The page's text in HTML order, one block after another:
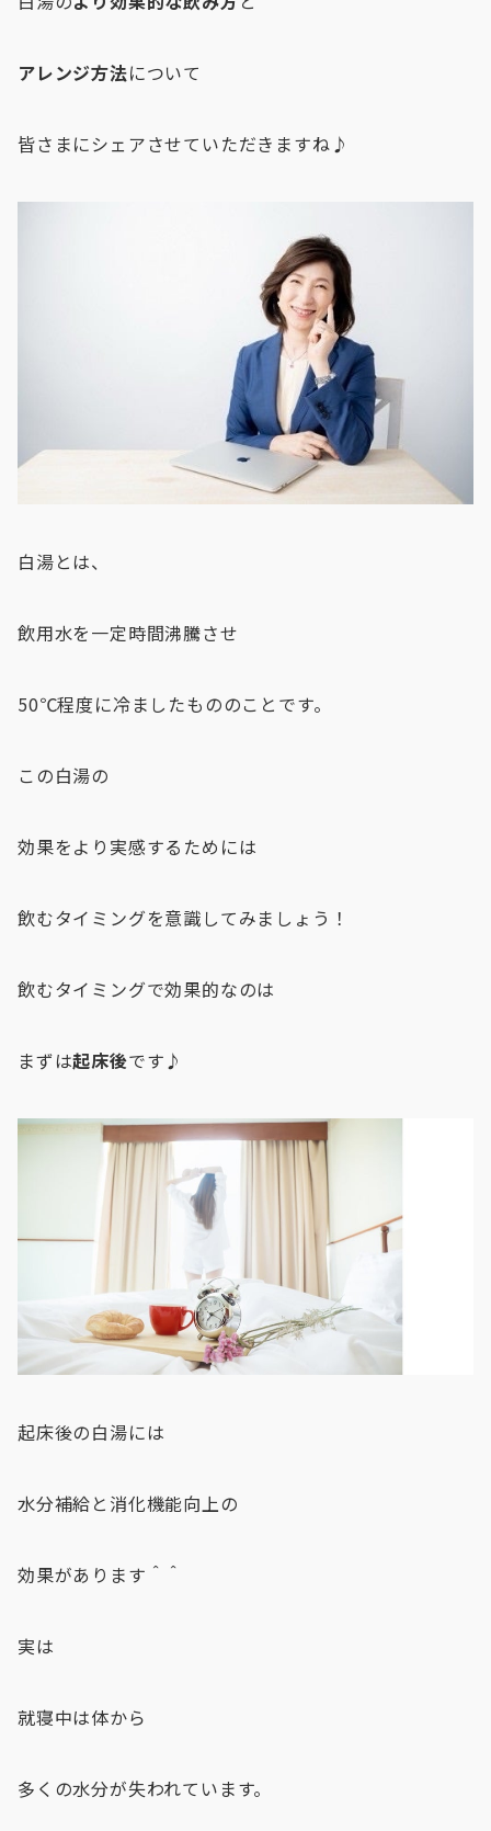
アレンジ方法について
皆さまにシェアさせていただきますね♪
白湯とは、
飲用水を一定時間沸騰させ
50℃程度に冷ましたもののことです。
この白湯の
効果をより実感するためには
飲むタイミングを意識してみましょう！
飲むタイミングで効果的なのは
まずは起床後です♪
起床後の白湯には
水分補給と消化機能向上の
効果があります＾＾
実は
就寝中は体から
多くの水分が失われています。